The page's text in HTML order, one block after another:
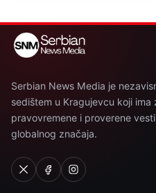
Serbian News Media je
sedištem u Kragujevcu koji
pravovremene i proverene
globalnog značaja.